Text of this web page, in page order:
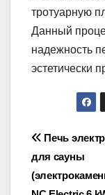
тротуарную
Данный
надежность
эстетически
по
Печь
для сауны